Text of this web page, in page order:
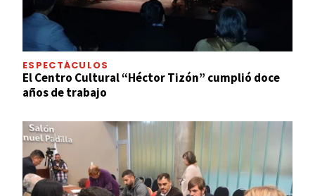
ESPECTÁCULOS
El Centro Cultural “Héctor Tizón” cumplió doce
años de trabajo